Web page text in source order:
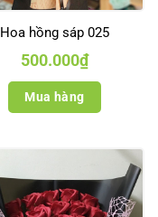
Hoa hồng sáp 025
500.000₫
Mua hàng